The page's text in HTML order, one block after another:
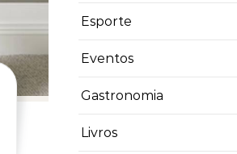
Esporte
Eventos
Gastronomia
Livros